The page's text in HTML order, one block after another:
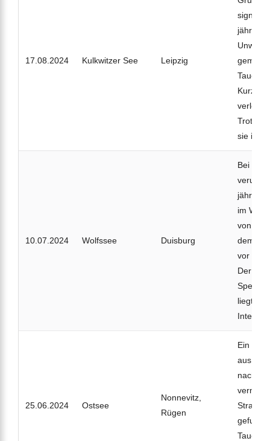
17.08.2024 Kulkwitzer See Leipzig
jährige
Kurz
verlor
Trotz
sie im
10.07.2024 Wolfssee Duisburg
Bei
jähriger
im
von
dem
vor Ort
Der
liegt auf
25.06.2024 Ostsee
Nonnevitz,
Rügen
Ein 76-
aus
nach
Strand